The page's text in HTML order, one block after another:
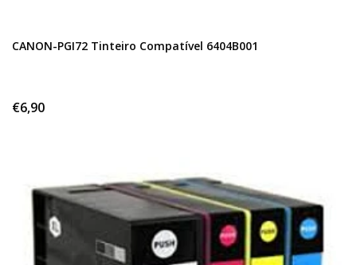
CANON-PGI72 Tinteiro Compatível 6404B001
€6,90